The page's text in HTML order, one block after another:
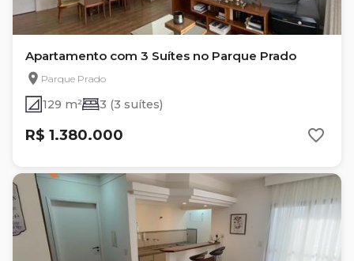
Apartamento com 3 Suítes no Parque Prado
Parque Prado
129 m² 3 (3 suítes)
R$ 1.380.000